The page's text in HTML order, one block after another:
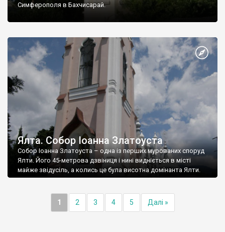
Симферополя в Бахчисарай.
Ялта. Собор Іоанна Златоуста
Собор Іоанна Златоуста – одна із перших мурованих споруд
Ялти. Його 45-метрова дзвіниця і нині видніється в місті
майже звідусіль, а колись це була висотна домінанта Ялти.
1 2 3 4 5 Далі »